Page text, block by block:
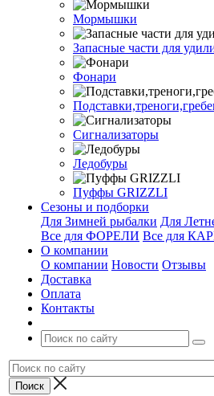
Мормышки
Запасные части для
Фонари
Сигнализаторы
Ледобуры
Пуффы GRIZZLI
Сезоны и подборки
Для Зимней рыбалки Для
Все для ФОРЕЛИ Все для
О компании
О компании Новости Отзывы
Доставка
Оплата
Контакты